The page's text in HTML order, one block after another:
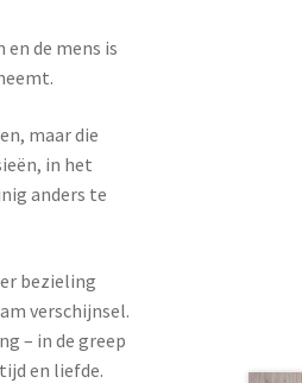
de mens is
maar die
in het
anders te
bezieling
verschijnsel.
– in de greep
en liefde.